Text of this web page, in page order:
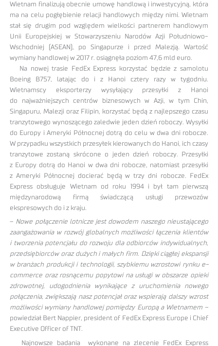
Wietnam finalizują obecnie umowę handlową i inwestycyjną, która
ma na celu pogłębienie relacji handlowych między nimi. Wietnam
stał się drugim pod względem wielkości partnerem handlowym
Unii Europejskiej w Stowarzyszeniu Narodów Azji Południowo-
Wschodniej (ASEAN), po Singapurze i przed Malezją. Wartość
wymiany handlowej w 2017 r. osiągnęła poziom 47,6 mld euro.
Na nowej trasie FedEx Express korzystać będzie z samolotu
Boeing B757, latając do i z Hanoi cztery razy w tygodniu.
Wietnamscy eksporterzy wysyłający przesyłki z Hanoi
do najważniejszych centrów biznesowych w Azji, w tym Chin,
Singapuru, Malezji oraz Filipin, korzystać będą z najlepszego czasu
tranzytowego wynoszącego zaledwie jeden dzień roboczy. Wysyłki
do Europy i Ameryki Północnej dotrą do celu w dwa dni robocze.
W przypadku wszystkich przesyłek kierowanych do Hanoi, ich czasy
tranzytowe zostaną skrócone o jeden dzień roboczy. Przesyłki
z Europy dotrą do Hanoi w dwa dni robocze, natomiast przesyłki
z Ameryki Północnej docierać będą w trzy dni robocze. FedEx
Express obsługuje Wietnam od roku 1994 i był tam pierwszą
międzynarodową firmą świadczącą usługi przewozów
ekspresowych do i z kraju.
– Nowe połączenie lotnicze jest dowodem naszego nieustającego
zaangażowania w rozwój globalnych możliwości łączenia klientów
i tworzenia potencjału do rozwoju dla odbiorców indywidualnych,
przedsiębiorców oraz dużych i małych firm. Dzięki ciągłej ekspansji
w branżach produkcji i technologii, szybkiemu wzrostowi rynku e-
commerce oraz rosnącemu popytowi na usługi w obszarze opieki
zdrowotnej, udogodnienia wynikające z uruchomienia nowego
połączenia, zwiększają nasz potencjał oraz wspierają dalszy wzrost
możliwości wymiany handlowej pomiędzy Europą a Wietnamem –
powiedział Bert Nappier, president of FedEx Express Europe i Chief
Executive Officer of TNT.
Najnowsze badania wykonane na zlecenie FedEx Express